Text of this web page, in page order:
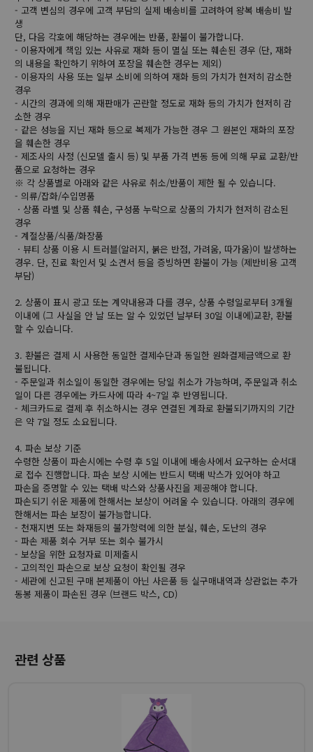
- 고객 변심의 경우에 고객 부담의 실제 배송비를 고려하여 왕복 배송비 발
생
단, 다음 각호에 해당하는 경우에는 반품, 환불이 불가합니다.
- 이용자에게 책임 있는 사유로 재화 등이 멸실 또는 훼손된 경우 (단, 재화
의 내용을 확인하기 위하여 포장을 훼손한 경우는 제외)
- 이용자의 사용 또는 일부 소비에 의하여 재화 등의 가치가 현저히 감소한
경우
- 시간의 경과에 의해 재판매가 곤란할 정도로 재화 등의 가치가 현저히 감
소한 경우
- 같은 성능을 지닌 재화 등으로 복제가 가능한 경우 그 원본인 재화의 포장
을 훼손한 경우
- 제조사의 사정 (신모델 출시 등) 및 부품 가격 변동 등에 의해 무료 교환/반
품으로 요청하는 경우
※ 각 상품별로 아래와 같은 사유로 취소/반품이 제한 될 수 있습니다.
- 의류/잡화/수입명품
ㆍ상품 라벨 및 상품 훼손, 구성품 누락으로 상품의 가치가 현저히 감소된
경우
- 계절상품/식품/화장품
ㆍ뷰티 상품 이용 시 트러블(알러지, 붉은 반점, 가려움, 따가움)이 발생하는
경우. 단, 진료 확인서 및 소견서 등을 증빙하면 환불이 가능 (제반비용 고객
부담)
2. 상품이 표시 광고 또는 계약내용과 다를 경우, 상품 수령일로부터 3개월
이내에 (그 사실을 안 날 또는 알 수 있었던 날부터 30일 이내에)교환, 환불
할 수 있습니다.
3. 환불은 결제 시 사용한 동일한 결제수단과 동일한 원화결제금액으로 환
불됩니다.
- 주문일과 취소일이 동일한 경우에는 당일 취소가 가능하며, 주문일과 취소
일이 다른 경우에는 카드사에 따라 4~7일 후 반영됩니다.
- 체크카드로 결제 후 취소하시는 경우 연결된 계좌로 환불되기까지의 기간
은 약 7일 정도 소요됩니다.
4. 파손 보상 기준
수령한 상품이 파손시에는 수령 후 5일 이내에 배송사에서 요구하는 순서대
로 접수 진행합니다. 파손 보상 시에는 반드시 택배 박스가 있어야 하고
파손을 증명할 수 있는 택배 박스와 상품사진을 제공해야 합니다.
파손되기 쉬운 제품에 한해서는 보상이 어려울 수 있습니다. 아래의 경우에
한해서는 파손 보장이 불가능합니다.
- 천재지변 또는 화재등의 불가항력에 의한 분실, 훼손, 도난의 경우
- 파손 제품 회수 거부 또는 회수 불가시
- 보상을 위한 요청자료 미제출시
- 고의적인 파손으로 보상 요청이 확인될 경우
- 세관에 신고된 구매 본제품이 아닌 사은품 등 실구매내역과 상관없는 추가
동봉 제품이 파손된 경우 (브랜드 박스, CD)
관련 상품